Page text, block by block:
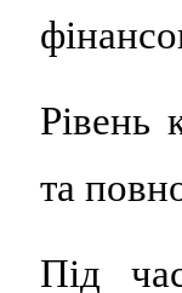
Рівень
та
Під